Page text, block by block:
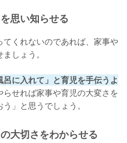
思い知らせる
くれないのであれば、家事や
しょう。
に入れて」と育児を手伝うよ
らせれば家事や育児の大変さを
」と思うでしょう。
大切さをわからせる